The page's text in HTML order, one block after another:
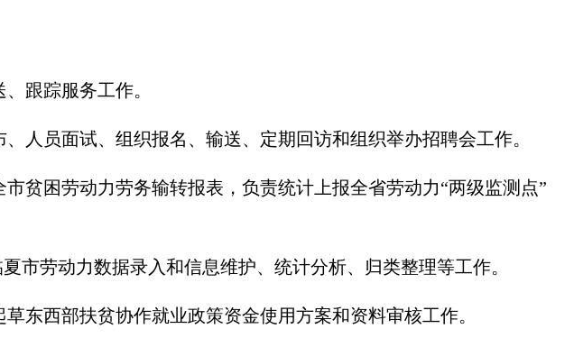
跟踪服务工作。
人员面试、组织报名、输送、定期回访和组织举办招聘会工作。
贫困劳动力劳务输转报表，负责统计上报全省劳动力“两级监测点”
市劳动力数据录入和信息维护、统计分析、归类整理等工作。
东西部扶贫协作就业政策资金使用方案和资料审核工作。